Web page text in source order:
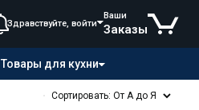
Здравствуйте, войти
Ваши
Заказы
Товары для кухни
Сортировать: От А до Я